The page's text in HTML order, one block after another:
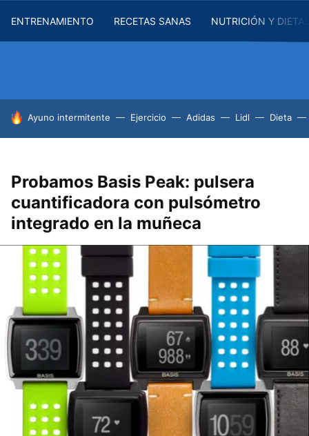
ENTRENAMIENTO RECETAS SANAS NUTRICIÓN Y
HOY SE HABLA DE
Ayuno intermitente Ejercicio Adidas Lidl Dieta
Probamos Basis Peak: pulsera
cuantificadora con pulsómetro
integrado en la muñeca